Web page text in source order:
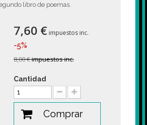
libro de poemas.
7,60 € impuestos inc.
-5%
8,00 €impuestos inc.
Cantidad
Comprar